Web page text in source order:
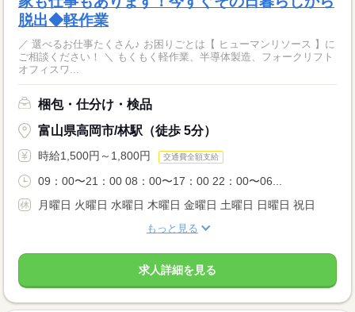
脱出◆軽作業
／ 選べるお仕事たくさん♪ お困りごとは【 ヒューマンリソース 】に
ご相談ください！ ＼ もくもく軽作業、半導体製造、フォークリフト
オフィスワ...
梱包・仕分け・検品
富山県高岡市/林駅（徒歩 5分）
時給1,500円～1,800円 交通費全額支給
09：00〜21：00 08：00〜17：00 22：00〜06...
月曜日 火曜日 水曜日 木曜日 金曜日 土曜日 日曜日 祝日
もっと見る
求人詳細を見る